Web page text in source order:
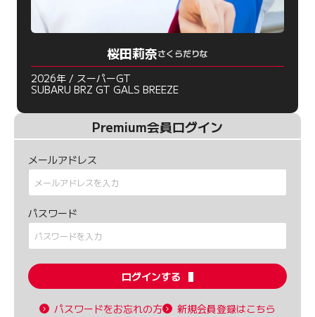
桜田莉奈さくらだりな
2026年 / スーパーGT
SUBARU BRZ GT GALS BREEZE
Premium会員ログイン
メールアドレス
パスワード
ログインする
パスワードをお忘れの方 新規会員登録はこちら